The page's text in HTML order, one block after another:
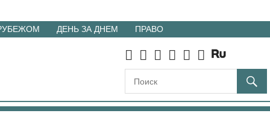
ДЕНЬ ЗА ДНЕМ ПРАВО